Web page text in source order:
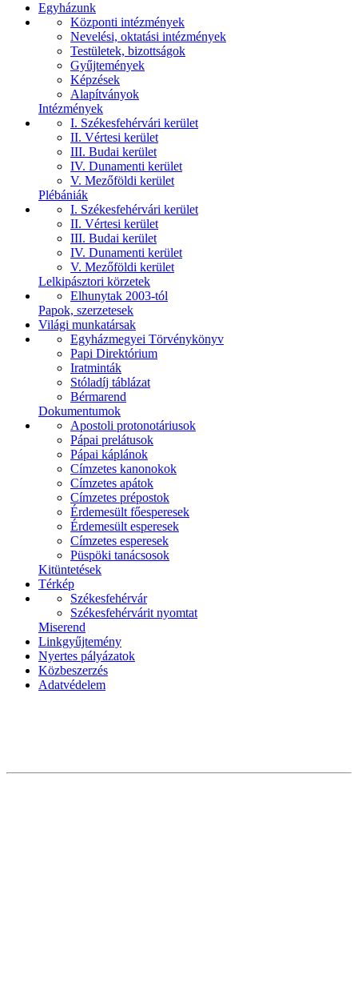
Egyházunk
Központi intézmények
Nevelési, oktatási intézmények
Testületek, bizottságok
Gyűjtemények
Képzések
Alapítványok
Intézmények
I. Székesfehérvári kerület
II. Vértesi kerület
III. Budai kerület
IV. Dunamenti kerület
V. Mezőföldi kerület
Plébániák
I. Székesfehérvári kerület
II. Vértesi kerület
III. Budai kerület
IV. Dunamenti kerület
V. Mezőföldi kerület
Lelkipásztori körzetek
Elhunytak 2003-tól
Papok, szerzetesek
Világi munkatársak
Egyházmegyei Törvénykönyv
Papi Direktórium
Iratminták
Stóladíj táblázat
Bérmarend
Dokumentumok
Apostoli protonotáriusok
Pápai prelátusok
Pápai káplánok
Címzetes kanonokok
Címzetes apátok
Címzetes prépostok
Érdemesült főesperesek
Érdemesült esperesek
Címzetes esperesek
Püspöki tanácsosok
Kitüntetések
Térkép
Székesfehérvár
Székesfehérvárit nyomtat
Miserend
Linkgyűjtemény
Nyertes pályázatok
Közbeszerzés
Adatvédelem